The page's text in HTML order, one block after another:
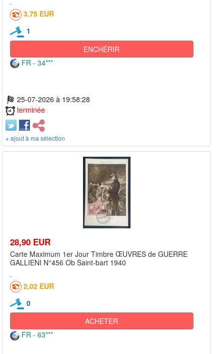
3,75 EUR
1
ENCHÉRIR
FR - 34***
25-07-2026 à 19:58:28
terminée
+ ajout à ma sélection
28,90 EUR
Carte Maximum 1er Jour Timbre ŒUVRES de GUERRE
GALLIENI N°456 Ob Saint-bart 1940
2,02 EUR
0
ACHETER
FR - 63***